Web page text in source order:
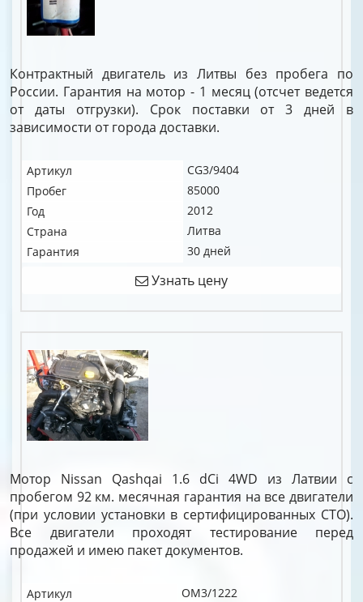
Контрактный двигатель из Литвы без пробега по
России. Гарантия на мотор - 1 месяц (отсчет ведется
от даты отгрузки). Срок поставки от 3 дней в
зависимости от города доставки.
Артикул
CG3/9404
Пробег
85000
Год
2012
Страна
Литва
Гарантия
30 дней
Узнать цену
Мотор Nissan Qashqai 1.6 dCi 4WD из Латвии с
пробегом 92 км. месячная гарантия на все двигатели
(при условии установки в сертифицированных СТО).
Все двигатели проходят тестирование перед
продажей и имею пакет документов.
Артикул
OM3/1222